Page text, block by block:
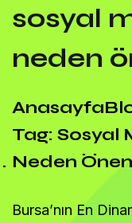
sosyal
neden
Anasayfa
Tag: Sosyal
Neden
Bursa’nın En